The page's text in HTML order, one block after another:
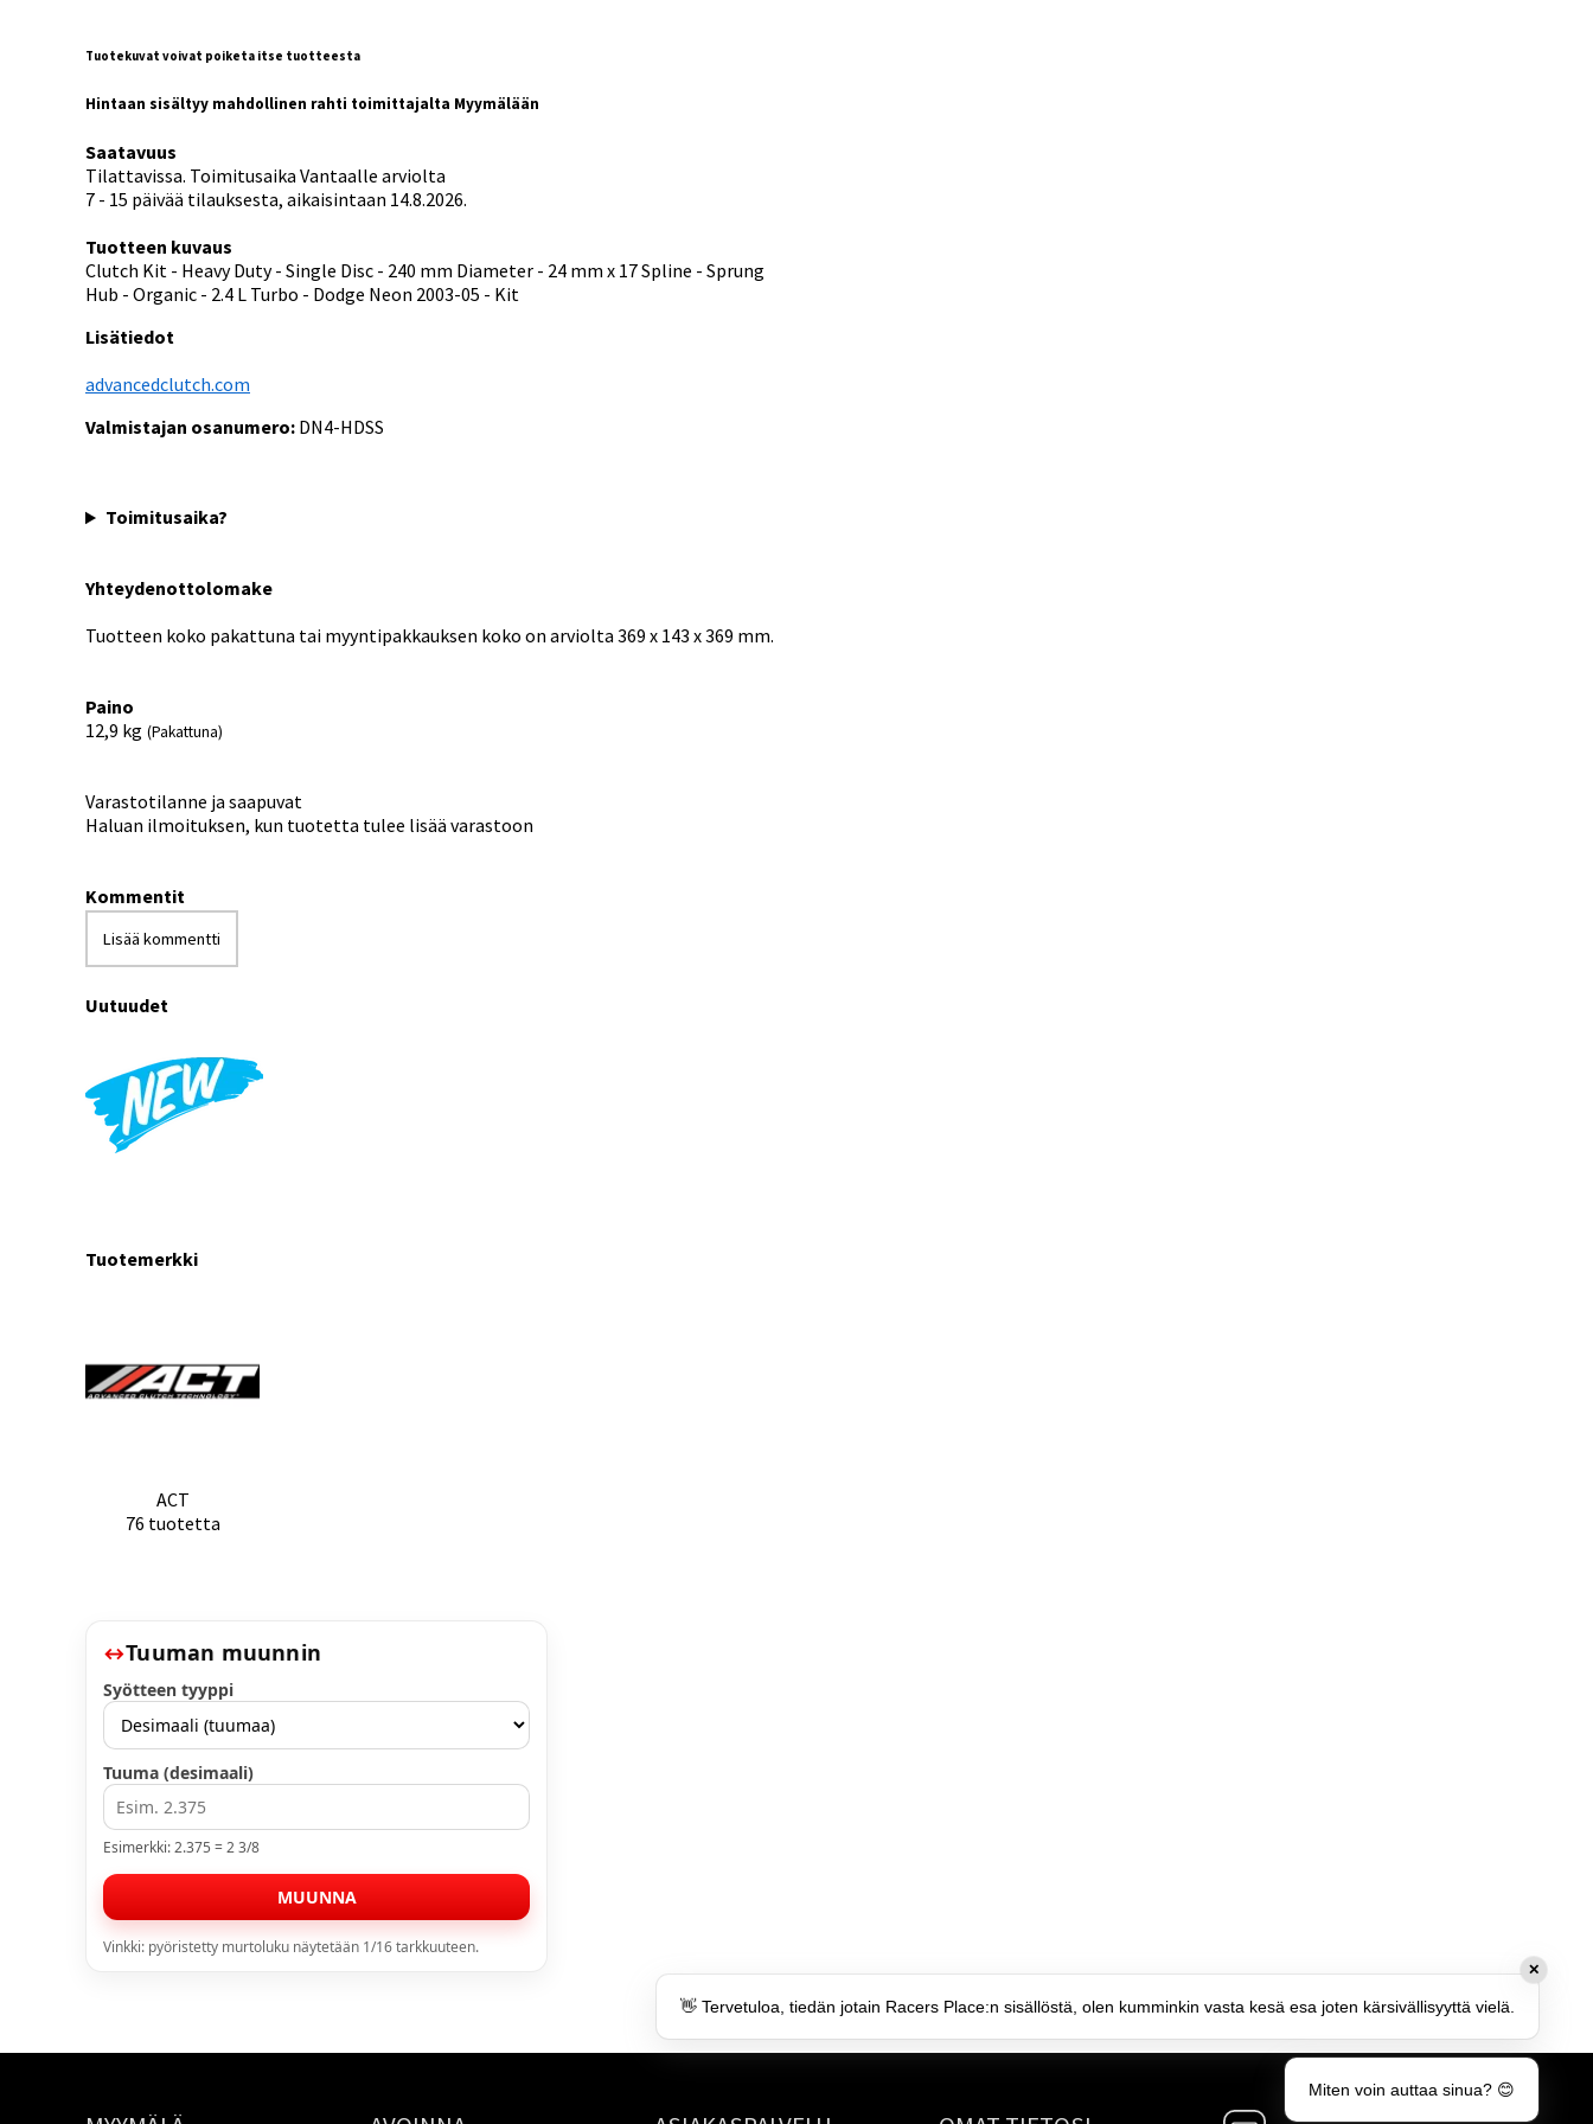
Tuotekuvat voivat poiketa itse tuotteesta
Hintaan sisältyy mahdollinen rahti toimittajalta Myymälään
Saatavuus
Tilattavissa. Toimitusaika Vantaalle arviolta
7 - 15 päivää tilauksesta, aikaisintaan 14.8.2026.
Tuotteen kuvaus
Clutch Kit - Heavy Duty - Single Disc - 240 mm Diameter - 24 mm x 17 Spline - Sprung
Hub - Organic - 2.4 L Turbo - Dodge Neon 2003-05 - Kit
Lisätiedot
advancedclutch.com
Valmistajan osanumero: DN4-HDSS
Toimitusaika?
Yhteydenottolomake
Tuotteen koko pakattuna tai myyntipakkauksen koko on arviolta 369 x 143 x 369 mm.
Paino
12,9 kg (Pakattuna)
Varastotilanne ja saapuvat
Haluan ilmoituksen, kun tuotetta tulee lisää varastoon
Kommentit
Lisää kommentti
Uutuudet
Tuotemerkki
ACT
76 tuotetta
Tuuman muunnin
Syötteen tyyppi
Tuuma (desimaali)
Esimerkki: 2.375 = 2 3/8
MUUNNA
Vinkki: pyöristetty murtoluku näytetään 1/16 tarkkuuteen.
✕
👋 Tervetuloa, tiedän jotain Racers Place:n sisällöstä, olen kumminkin vasta kesä esa joten kärsivällisyyttä vielä.
Miten voin auttaa sinua? 😊